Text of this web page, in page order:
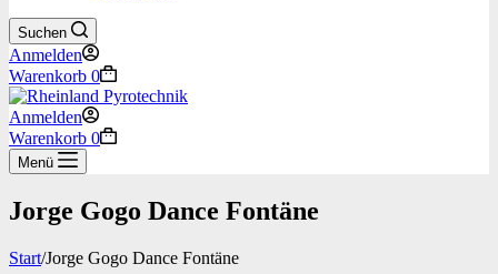
Suchen
Anmelden
Warenkorb 0
Anmelden
Warenkorb 0
Menü
Jorge Gogo Dance Fontäne
Start/Jorge Gogo Dance Fontäne